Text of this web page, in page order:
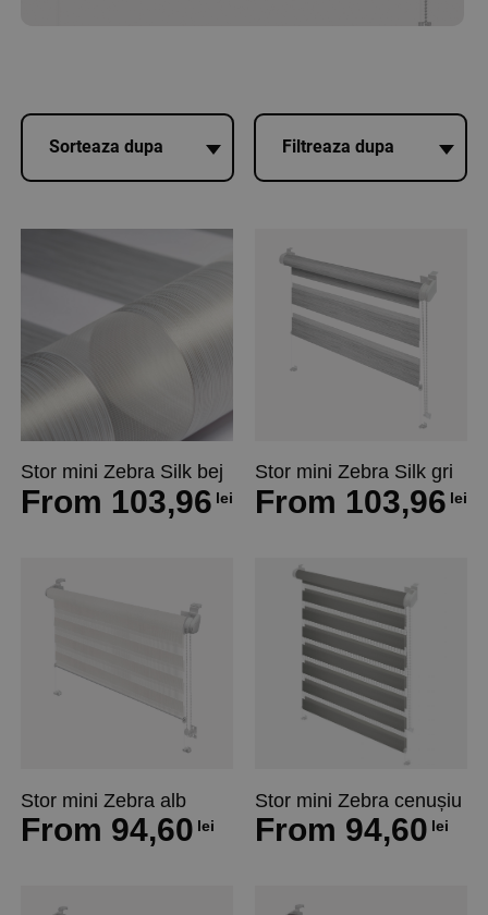
Sorteaza dupa Filtreaza dupa
Stor mini Zebra Silk bej
From 103,96 lei
Stor mini Zebra Silk gri
From 103,96 lei
Stor mini Zebra alb
From 94,60 lei
Stor mini Zebra cenușiu
From 94,60 lei